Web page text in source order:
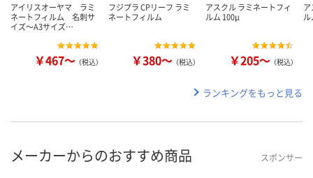
アイリスオーヤマ ラミ
ネートフィルム 名刺サ
イズ～A3サイズ…
￥467～ （税込）
フジプラ CPリーフ ラミ
ネートフィルム
￥380～ （税込）
アスクル ラミネートフィ
ルム 100μ
￥205～ （税込）
ランキングをもっと見る
メーカーからのおすすめ商品 スポンサー